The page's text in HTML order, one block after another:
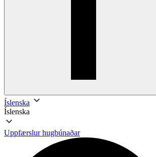
Íslenska
Íslenska
Uppfærslur hugbúnaðar